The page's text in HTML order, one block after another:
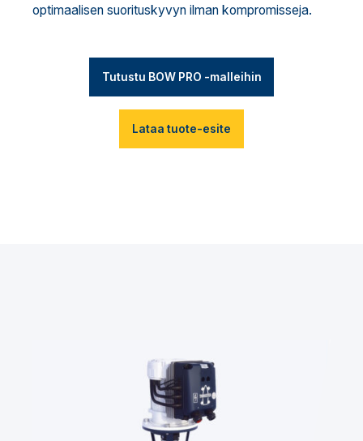
optimaalisen suorituskyvyn ilman kompromisseja.
Tutustu BOW PRO -malleihin
Lataa tuote-esite